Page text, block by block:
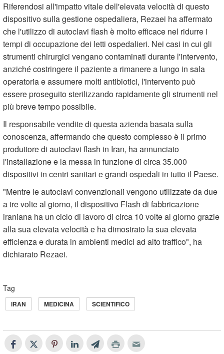
Riferendosi all'impatto vitale dell'elevata velocità di questo
dispositivo sulla gestione ospedaliera, Rezaei ha affermato
che l'utilizzo di autoclavi flash è molto efficace nel ridurre i
tempi di occupazione dei letti ospedalieri. Nei casi in cui gli
strumenti chirurgici vengano contaminati durante l'intervento,
anziché costringere il paziente a rimanere a lungo in sala
operatoria e assumere molti antibiotici, l'intervento può
essere proseguito sterilizzando rapidamente gli strumenti nel
più breve tempo possibile.
Il responsabile vendite di questa azienda basata sulla
conoscenza, affermando che questo complesso è il primo
produttore di autoclavi flash in Iran, ha annunciato
l'installazione e la messa in funzione di circa 35.000
dispositivi in ​​centri sanitari e grandi ospedali in tutto il Paese.
"Mentre le autoclavi convenzionali vengono utilizzate da due
a tre volte al giorno, il dispositivo Flash di fabbricazione
iraniana ha un ciclo di lavoro di circa 10 volte al giorno grazie
alla sua elevata velocità e ha dimostrato la sua elevata
efficienza e durata in ambienti medici ad alto traffico", ha
dichiarato Rezaei.
Tag
IRAN MEDICINA SCIENTIFICO